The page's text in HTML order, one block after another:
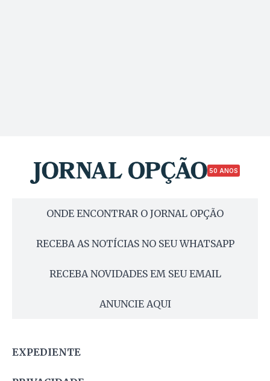
50 ANOS
ONDE ENCONTRAR O JORNAL OPÇÃO
RECEBA AS NOTÍCIAS NO SEU WHATSAPP
RECEBA NOVIDADES EM SEU EMAIL
ANUNCIE AQUI
EXPEDIENTE